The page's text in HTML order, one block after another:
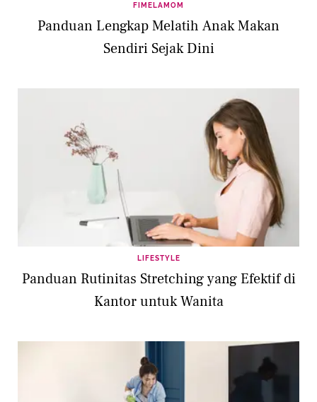
FIMELAMOM
Panduan Lengkap Melatih Anak Makan
Sendiri Sejak Dini
LIFESTYLE
Panduan Rutinitas Stretching yang Efektif di
Kantor untuk Wanita